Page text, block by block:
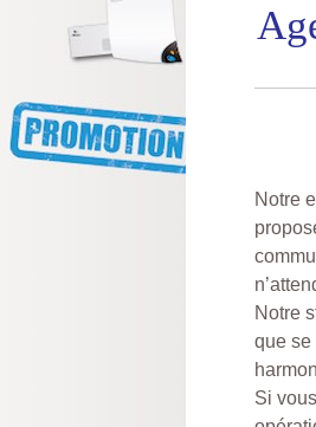
Notre
Notre
que se
Si